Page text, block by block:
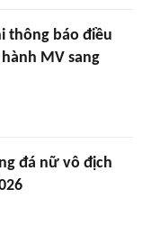
thông báo điều
MV sang
đá nữ vô địch